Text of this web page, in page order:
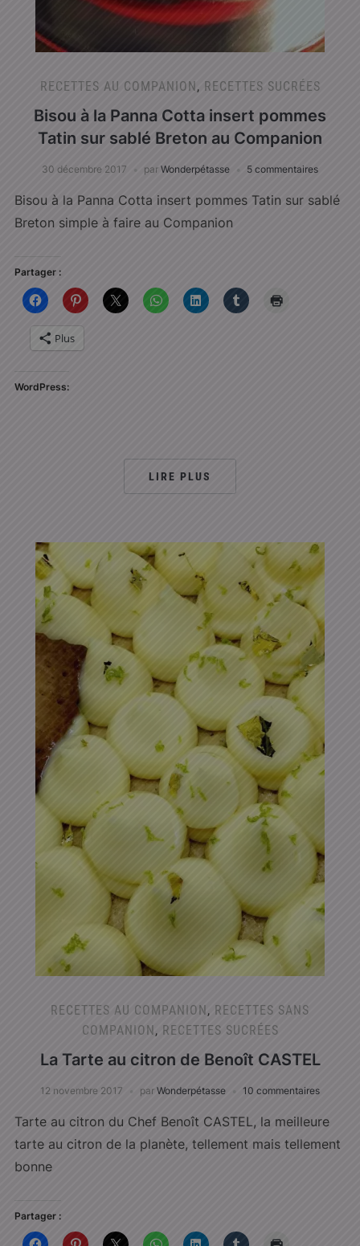
RECETTES AU COMPANION, RECETTES SUCRÉES
Bisou à la Panna Cotta insert pommes
Tatin sur sablé Breton au Companion
30 décembre 2017 par Wonderpétasse 5 commentaires
Bisou à la Panna Cotta insert pommes Tatin sur sablé
Breton simple à faire au Companion
Partager :
Plus
WordPress:
LIRE PLUS
RECETTES AU COMPANION, RECETTES SANS
COMPANION, RECETTES SUCRÉES
La Tarte au citron de Benoît CASTEL
12 novembre 2017 par Wonderpétasse 10 commentaires
Tarte au citron du Chef Benoît CASTEL, la meilleure
tarte au citron de la planète, tellement mais tellement
bonne
Partager :